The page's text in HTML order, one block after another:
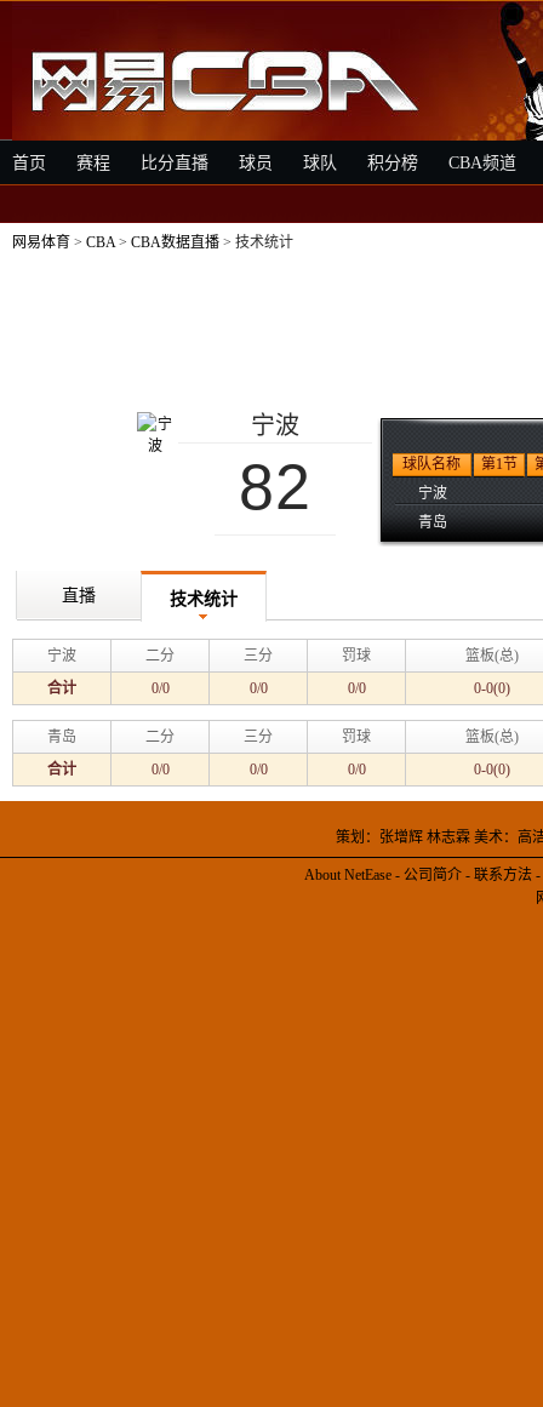
首页 赛程 比分直播 球员 球队 积分榜 CBA频道
网易体育 > CBA> CBA数据直播 > 技术统计
宁波
82 球队名称 第1节
宁波
青岛
直播 技术统计
宁波 二分 三分 罚球
篮板(总)
合计
0/0 0/0 0/0 0-0(0)
青岛 二分 三分 罚球
篮板(总)
合计
0/0 0/0 0/0 0-0(0)
策划：张增辉 林志霖 美术：
About NetEase - 公司简介 - 联系方法 -